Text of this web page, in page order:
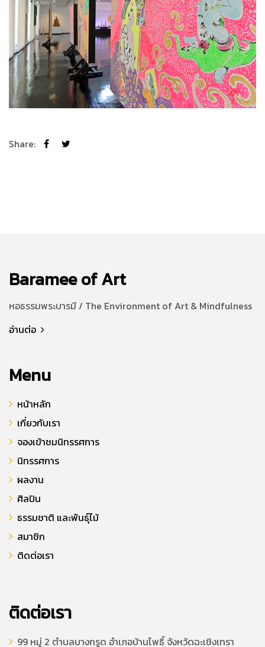
Share:
Baramee of Art
หอธรรมพระบารมี / The Environment of Art & Mindfulness
อ่านต่อ
Menu
หน้าหลัก
เกี่ยวกับเรา
จองเข้าชมนิทรรศการ
นิทรรศการ
ผลงาน
ศิลปิน
ธรรมชาติ และพันธุ์ไม้
สมาชิก
ติดต่อเรา
ติดต่อเรา
99 หมู่ 2 ตำบลบางกรูด อำเภอบ้านโพธิ์ จังหวัดฉะเชิงเทรา